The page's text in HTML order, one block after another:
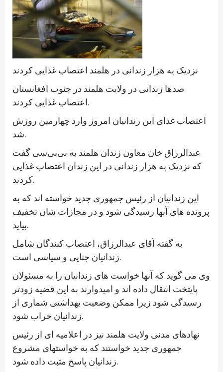
نزدیک به هزار زندانی در هلمند اعتصاب غذایی کردند
صدها زندانی در ولایت هلمند در جنوب افغانستان
اعتصاب غذایی کردند.
اعتصاب غذای این زندانیان امروز وارد چهارمین روزش
شد.
عبدالرزاق خان معاون زندان هلمند به بی‌بی‌سی گفت
که نزدیک به هزار زندانی در این زندان اعتصاب غذایی
کردند.
این زندانیان از رئیس جمهوری جدید خواسته اند که به
پرونده های آنها رسیدگی شود و در مجازات شان تخفیف
بیاید.
به گفته آقای عبدالرزاق، اعتصاب کنندگان شامل
زندانیان جنایی و سیاسی است.
وی می گوید که آنها خواست های زندانیان را به مسئولان
پایتخت انتقال داده اند و امیدوارند به این قضیه زودتر
رسیدگی شود زیرا ممکن وضعیت بهداشتی شماری از
زندانیان خراب شود.
نهادهای مدنی ولایت هلمند نیز در اعلامیه ای از رئیس
جمهوری جدید خواستند که به خواستهای مشروع
زندانیان پاسخ مثبت داده شود.